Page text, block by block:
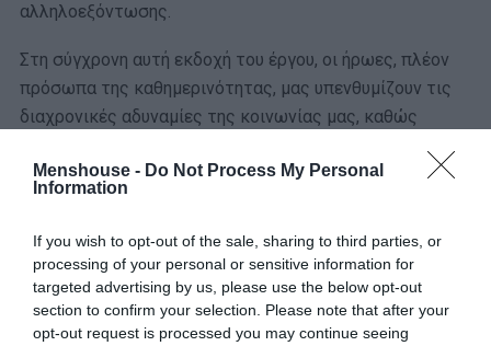
Menshouse - Do Not Process My Personal
Information
If you wish to opt-out of the sale, sharing to third parties, or
processing of your personal or sensitive information for
targeted advertising by us, please use the below opt-out
section to confirm your selection. Please note that after your
opt-out request is processed you may continue seeing
αλληλοεξόντωσης.
Στη σύγχρονη αυτή εκδοχή του έργου, οι ήρωες, πλέον
πρόσωπα της καθημερινότητας, μας υπενθυμίζουν τις
διαχρονικές αδυναμίες της κοινωνίας μας, καθώς
ζωντανός για να πάρει την περιουσία.